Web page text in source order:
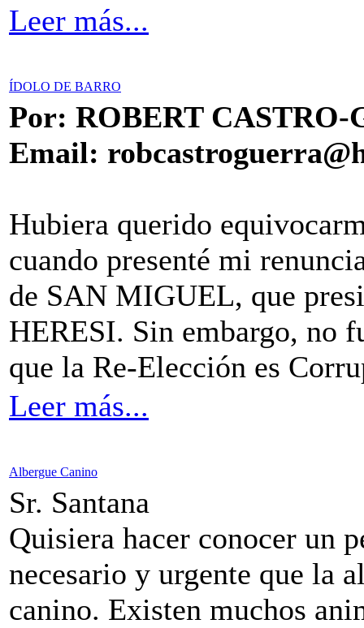
Leer más...
ÍDOLO DE BARRO
Por: ROBERT
Email:
Hubiera querido
cuando presenté mi
de SAN MIGUEL, que
HERESI. Sin embargo, no
que la Re-Elección es
Leer más...
Albergue Canino
Sr. Santana
Quisiera hacer conocer un
necesario y urgente que la
canino. Existen muchos